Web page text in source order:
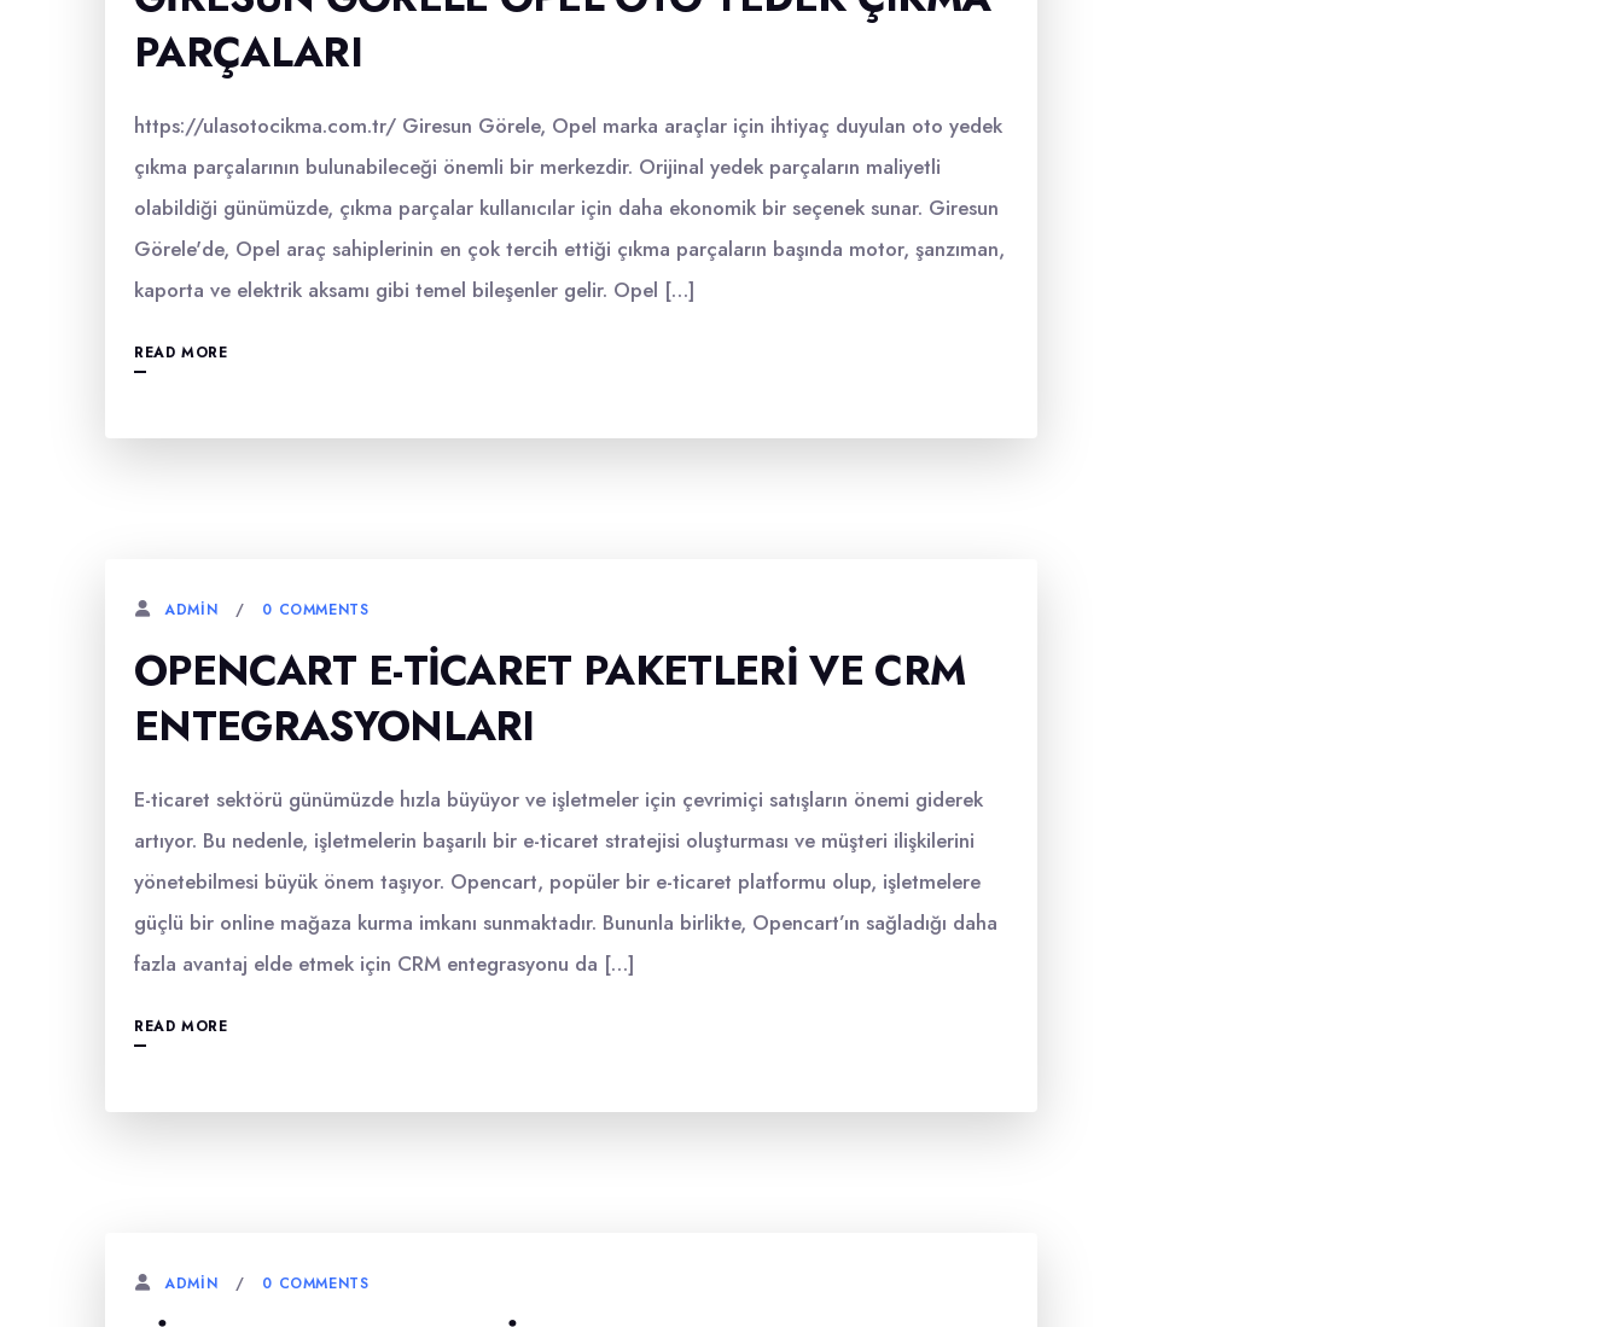
PARÇALARI
https://ulasotocikma.com.tr/ Giresun Görele, Opel marka araçlar için ihtiyaç duyulan oto yedek
çıkma parçalarının bulunabileceği önemli bir merkezdir. Orijinal yedek parçaların maliyetli
olabildiği günümüzde, çıkma parçalar kullanıcılar için daha ekonomik bir seçenek sunar. Giresun
Görele'de, Opel araç sahiplerinin en çok tercih ettiği çıkma parçaların başında motor, şanzıman,
kaporta ve elektrik aksamı gibi temel bileşenler gelir. Opel […]
READ MORE
ADMIN 0 COMMENTS
OPENCART E-TICARET PAKETLERI VE CRM
ENTEGRASYONLARI
E-ticaret sektörü günümüzde hızla büyüyor ve işletmeler için çevrimiçi satışların önemi giderek
artıyor. Bu nedenle, işletmelerin başarılı bir e-ticaret stratejisi oluşturması ve müşteri ilişkilerini
yönetebilmesi büyük önem taşıyor. Opencart, popüler bir e-ticaret platformu olup, işletmelere
güçlü bir online mağaza kurma imkanı sunmaktadır. Bununla birlikte, Opencart’ın sağladığı daha
fazla avantaj elde etmek için CRM entegrasyonu da […]
READ MORE
ADMIN 0 COMMENTS